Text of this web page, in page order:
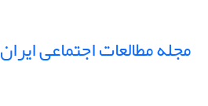
مجله مطالعات اجتماعی ایران